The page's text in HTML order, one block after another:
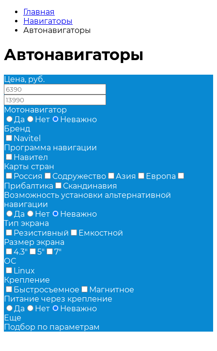
Главная
Навигаторы
Автонавигаторы
Автонавигаторы
Цена, руб.
Мотонавигатор
Да
Нет
Неважно
Бренд
Navitel
Программа навигации
Навител
Карты стран
Россия
Содружество Азия
Европа
Прибалтика
Скандинавия
Возможность установки альтернативной
навигации
Да
Нет
Неважно
Тип экрана
Резистивный
Емкостной
Размер экрана
4.3"
5"
7"
ОС
Linux
Крепление
Быстросъемное
Магнитное
Питание через крепление
Да
Нет
Неважно
Еще
Подбор по параметрам